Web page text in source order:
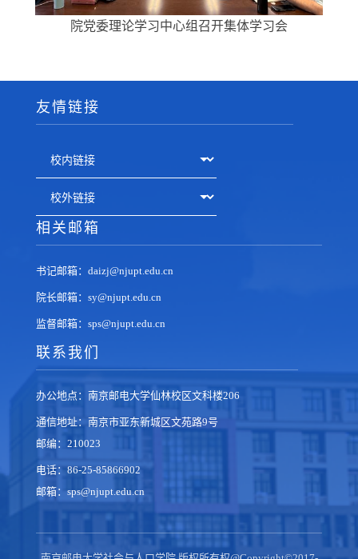
院党委理论学习中心组召开集体学习会
友情链接
相关邮箱
书记邮箱：daizj@njupt.edu.cn
院长邮箱：sy@njupt.edu.cn
监督邮箱：sps@njupt.edu.cn
联系我们
办公地点：南京邮电大学仙林校区文科楼206
通信地址：南京市亚东新城区文苑路9号
邮编：210023
电话：86-25-85866902
邮箱：sps@njupt.edu.cn